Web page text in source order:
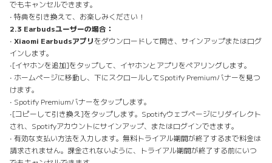
でもキャンセルできます。
• 特典を引き換えて、お楽しみください！
2.3 Earbudsユーザーの場合：
• Xiaomi Earbudsアプリ をダウンロードして開き、サインアップまたはログ
インします。
•［イヤホンを追加］をタップして、イヤホンとアプリをペアリングします。
• ホームページに移動し、下にスクロールしてSpotify Premiumバナーを見つ
けます。
• Spotify Premiumバナーをタップします。
•［コピーして引き換え］をタップします。Spotifyウェブページにリダイレクト
され、Spotifyアカウントにサインアップ、またはログインできます。
• 有効な支払い方法を入力します。無料トライアル期間が終了するまで料金は
請求されません。課金されないように、トライアル期間が終了する前にいつ